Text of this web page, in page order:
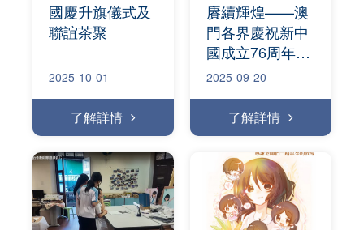
國慶升旗儀式及
聯誼茶聚
2025-10-01
了解詳情
賡續輝煌——澳
門各界慶祝新中
國成立76周年文
藝晚會
2025-09-20
了解詳情